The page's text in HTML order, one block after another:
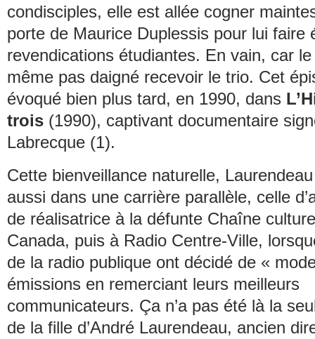
condisciples, elle est allée cogner
porte de Maurice Duplessis pour lui faire
revendications étudiantes. En vain, car
même pas daigné recevoir le trio. Cet
évoqué bien plus tard, en 1990, dans
trois(1990), captivant documentaire
Labrecque (1).
Cette bienveillance naturelle, Laurendeau
aussi dans une carrière parallèle, celle
de réalisatrice à la défunte Chaîne
Canada, puis à Radio Centre-Ville,
de la radio publique ont décidé de «
émissions en remerciant leurs meilleurs
communicateurs. Ça n’a pas été là la
de la fille d’André Laurendeau, ancien